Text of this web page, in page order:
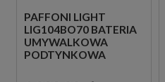
PAFFONI LIGHT
LIG104BO70 BATERIA
UMYWALKOWA
PODTYNKOWA